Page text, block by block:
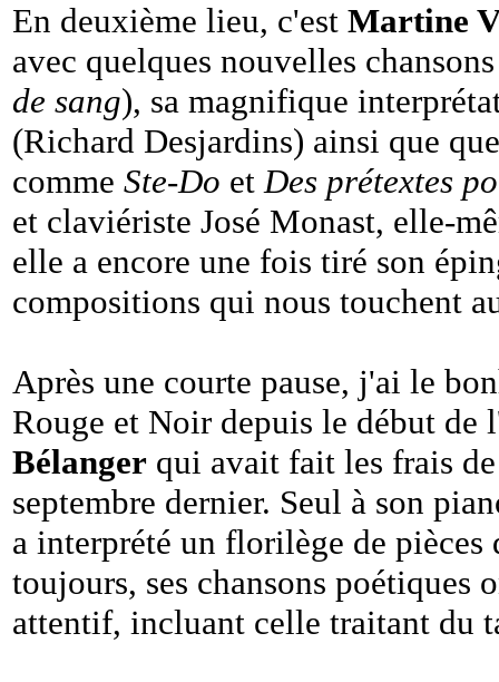
En deuxième lieu, c'est Martine
avec quelques nouvelles
de sang), sa magnifique
(Richard Desjardins) ainsi que
comme Ste-Do etDes prétextes
et claviériste José Monast, elle-
elle a encore une fois tiré son
compositions qui nous touchent
Après une courte pause, j'ai le
Rouge et Noir depuis le début
Bélanger qui avait fait les frais
septembre dernier. Seul à son
a interprété un florilège de
toujours, ses chansons
attentif, incluant celle traitant du